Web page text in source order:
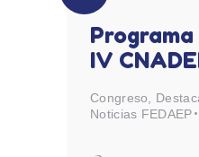
IV
Congreso,
Noticias FEDAEP